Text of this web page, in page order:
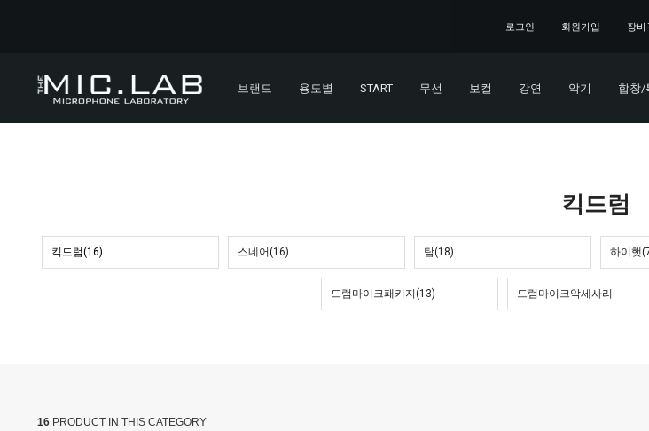
로그인 회원가입 장바
브랜드 용도별 START 무선 보컬 강연 악기 합창/
킥드럼
킥드럼(16) 스네어(16) 탐(18) 하이햇
드럼마이크패키지(13) 드럼마이크악세사리
16 PRODUCT IN THIS CATEGORY